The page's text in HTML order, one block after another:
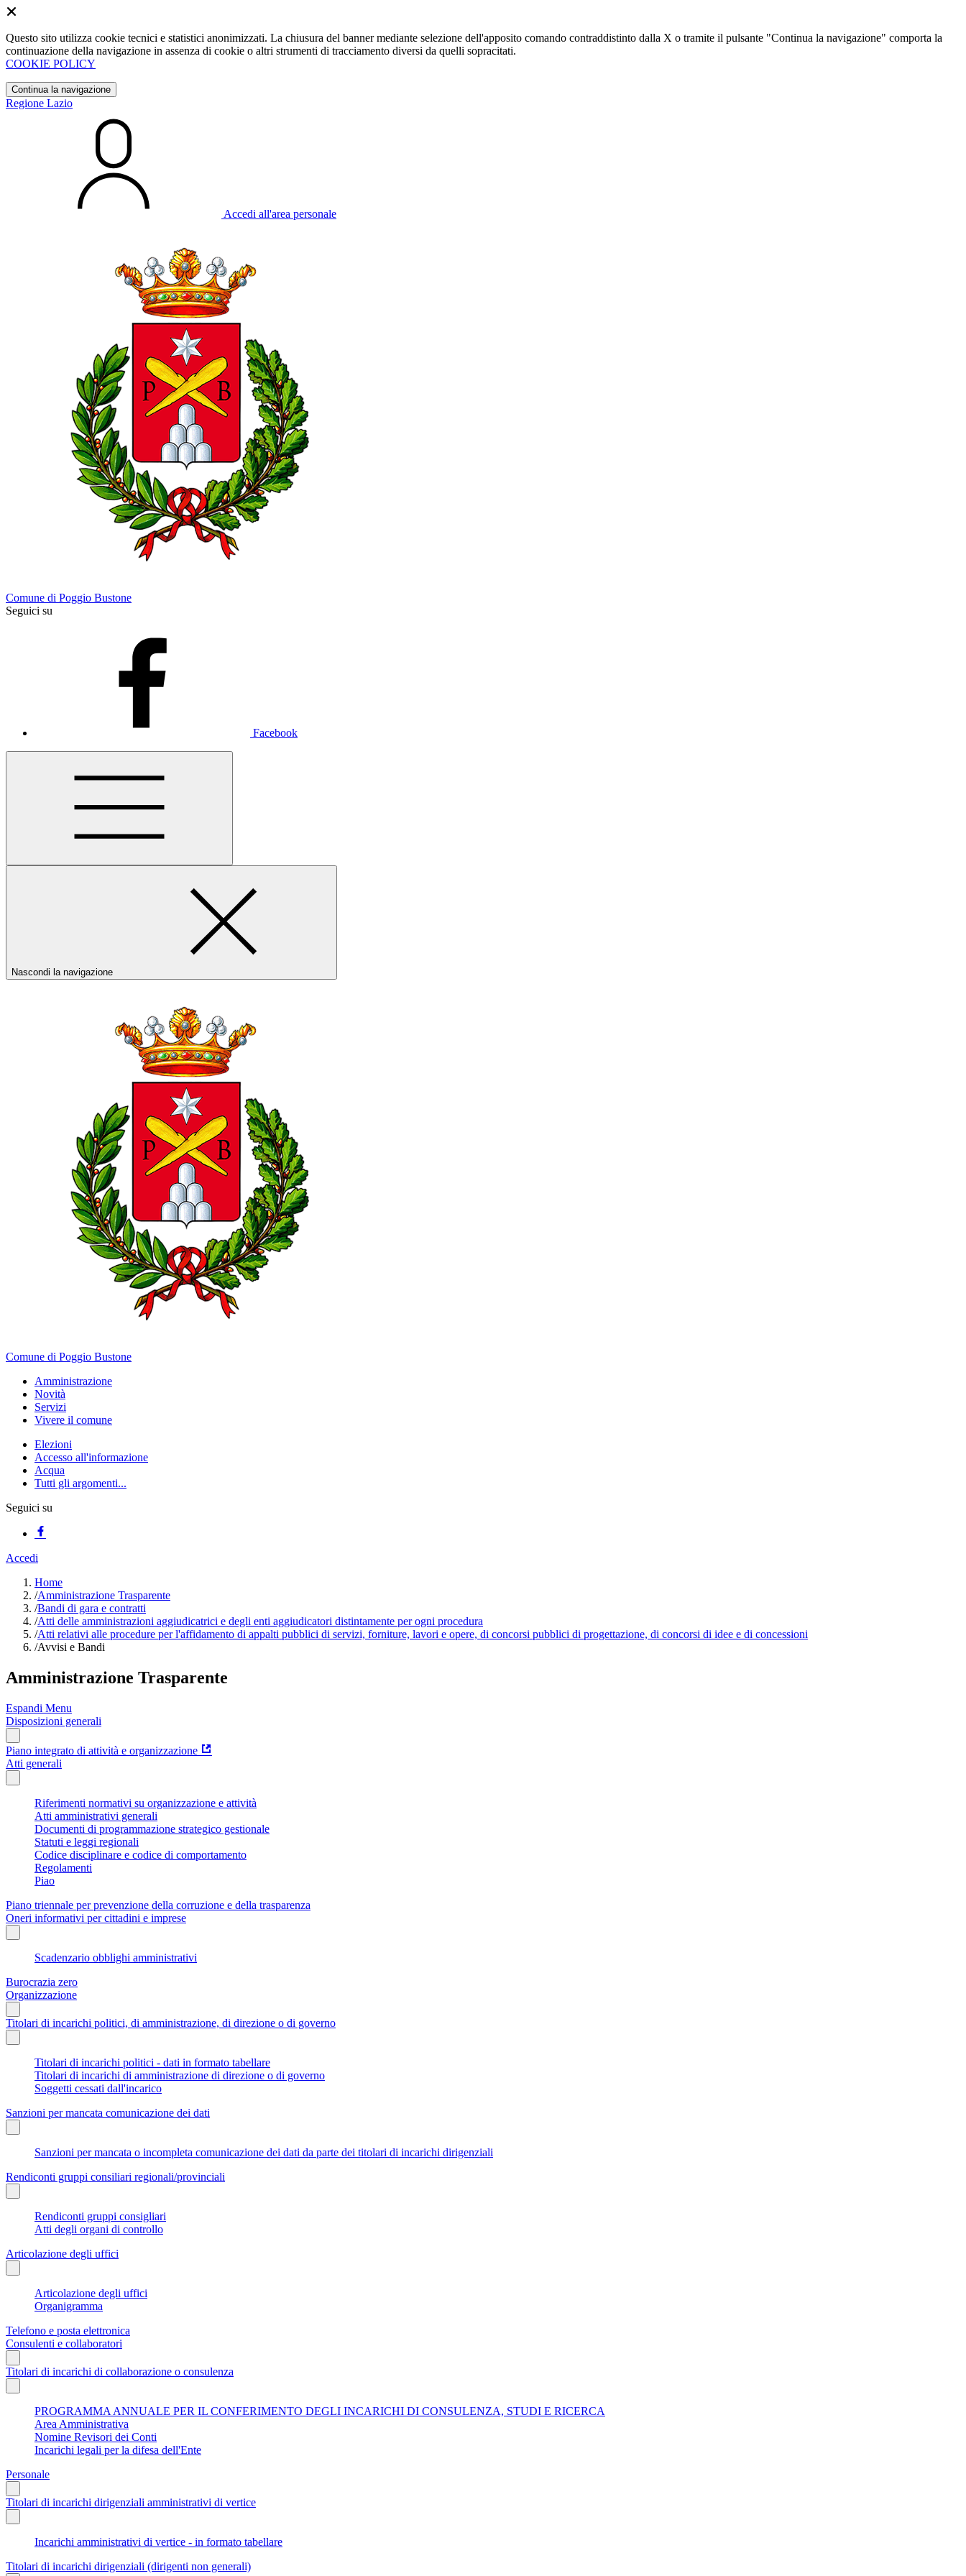
Questo sito utilizza cookie tecnici e statistici anonimizzati. La chiusura del banner mediante selezione dell'apposito comando contraddistinto dalla X o tramite il pulsante "Continua la navigazione" comporta la
continuazione della navigazione in assenza di cookie o altri strumenti di tracciamento diversi da quelli sopracitati.
COOKIE POLICY
Continua la navigazione
Regione Lazio
Accedi all'area personale
Comune di Poggio Bustone
Seguici su
Facebook
Nascondi la navigazione
Comune di Poggio Bustone
Amministrazione
Novità
Servizi
Vivere il comune
Elezioni
Accesso all'informazione
Acqua
Tutti gli argomenti...
Seguici su
Accedi
Home
/Amministrazione Trasparente
/Bandi di gara e contratti
/Atti delle amministrazioni aggiudicatrici e degli enti aggiudicatori distintamente per ogni procedura
/Atti relativi alle procedure per l'affidamento di appalti pubblici di servizi, forniture, lavori e opere, di concorsi pubblici di progettazione, di concorsi di idee e di concessioni
/Avvisi e Bandi
Amministrazione Trasparente
Espandi Menu
Disposizioni generali
Piano integrato di attività e organizzazione
Atti generali
Riferimenti normativi su organizzazione e attività
Atti amministrativi generali
Documenti di programmazione strategico gestionale
Statuti e leggi regionali
Codice disciplinare e codice di comportamento
Regolamenti
Piao
Piano triennale per prevenzione della corruzione e della trasparenza
Oneri informativi per cittadini e imprese
Scadenzario obblighi amministrativi
Burocrazia zero
Organizzazione
Titolari di incarichi politici, di amministrazione, di direzione o di governo
Titolari di incarichi politici - dati in formato tabellare
Titolari di incarichi di amministrazione di direzione o di governo
Soggetti cessati dall'incarico
Sanzioni per mancata comunicazione dei dati
Sanzioni per mancata o incompleta comunicazione dei dati da parte dei titolari di incarichi dirigenziali
Rendiconti gruppi consiliari regionali/provinciali
Rendiconti gruppi consigliari
Atti degli organi di controllo
Articolazione degli uffici
Articolazione degli uffici
Organigramma
Telefono e posta elettronica
Consulenti e collaboratori
Titolari di incarichi di collaborazione o consulenza
PROGRAMMA ANNUALE PER IL CONFERIMENTO DEGLI INCARICHI DI CONSULENZA, STUDI E RICERCA
Area Amministrativa
Nomine Revisori dei Conti
Incarichi legali per la difesa dell'Ente
Personale
Titolari di incarichi dirigenziali amministrativi di vertice
Incarichi amministrativi di vertice - in formato tabellare
Titolari di incarichi dirigenziali (dirigenti non generali)